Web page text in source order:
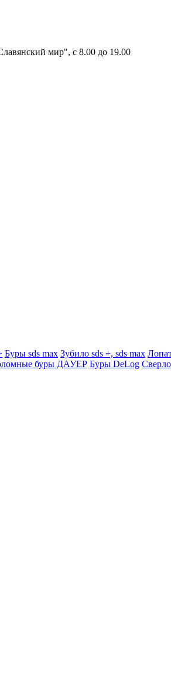
мир", с 8.00 до 19.00
Буры sds max Зубило sds +, sds max
буры ДАУЕР Буры DeLog